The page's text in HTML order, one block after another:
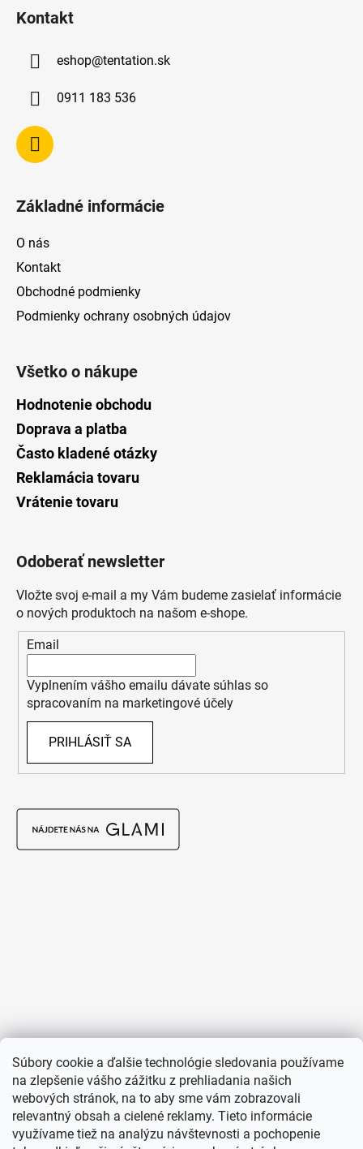
Súbory cookie a ďalšie technológie sledovania používame
na zlepšenie vášho zážitku z prehliadania našich
webových stránok, na to aby sme vám zobrazovali
relevantný obsah a cielené reklamy. Tieto informácie
využívame tiež na analýzu návštevnosti a pochopenie
Kontakt
eshop@tentation.sk
0911 183 536
Základné informácie
O nás
Kontakt
Obchodné podmienky
Podmienky ochrany osobných údajov
Všetko o nákupe
Hodnotenie obchodu
Doprava a platba
Často kladené otázky
Reklamácia tovaru
Vrátenie tovaru
Odoberať newsletter
Vložte svoj e-mail a my Vám budeme zasielať informácie
o nových produktoch na našom e-shope.
Email
Vyplnením vášho emailu dávate súhlas so
spracovaním na marketingové účely
PRIHLÁSIŤ SA